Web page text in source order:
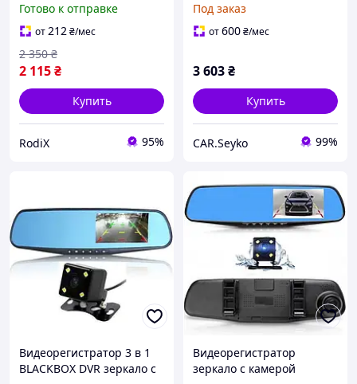
Автомобильный Видео
Регистратор Hoco в
Машину
Готово к отправке
от212₴/мес
2 115₴
2 350 ₴
Купить
RodiX 95%
LCD)+камера заднего
вида
Под заказ
от600₴/мес
3 603₴
Купить
CAR.Seyko 99%
Видеорегистратор 3 в 1
BLАСKBОХ DVR зеркало с
Видеорегистратор
зеркало с камерой